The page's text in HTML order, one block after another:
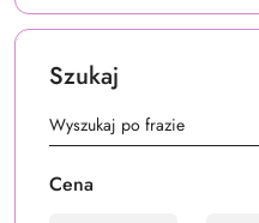
Szukaj
Cena